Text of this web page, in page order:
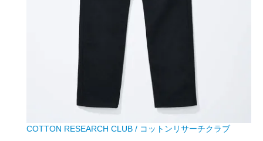
COTTON RESEARCH CLUB / コットンリサーチクラブ